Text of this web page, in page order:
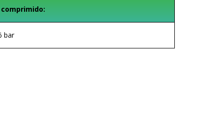
bar